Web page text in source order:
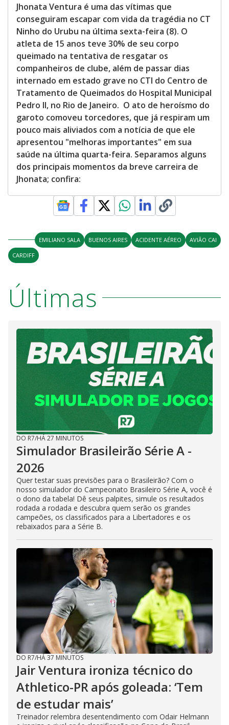
Jhonata Ventura é uma das vítimas que
conseguiram escapar com vida da tragédia no CT
Ninho do Urubu na última sexta-feira (8). O
atleta de 15 anos teve 30% de seu corpo
queimado na tentativa de resgatar os
companheiros de clube, além de passar dias
internado em estado grave no CTI do Centro de
Tratamento de Queimados do Hospital Municipal
Pedro II, no Rio de Janeiro. O ato de heroísmo do
garoto comoveu torcedores, que já respiram um
pouco mais aliviados com a notícia de que ele
apresentou "melhoras importantes" em sua
saúde na última quarta-feira. Separamos alguns
dos principais momentos da breve carreira de
Jhonata; confira:
EMILIANO SALA BUENOS AIRES ACIDENTE AÉREO
AVIÃO CAI
CARDIFF
Últimas
DO R7/HÁ 27 MINUTOS
Simulador Brasileirão Série A -
2026
Quer testar suas previsões para o Brasileirão? Com o
nosso simulador do Campeonato Brasileiro Série A, você é
o dono da tabela! Dê seus palpites, simule os resultados
rodada a rodada e descubra quem serão os grandes
campeões, os classificados para a Libertadores e os
rebaixados para a Série B.
DO R7/HÁ 37 MINUTOS
Jair Ventura ironiza técnico do
Athletico-PR após goleada: ‘Tem
de estudar mais’
Treinador relembra desentendimento com Odair Helmann